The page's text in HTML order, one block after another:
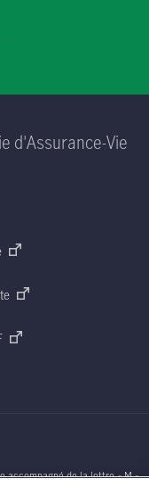
d'Assurance-Vie
accompagné de la lettre« M »